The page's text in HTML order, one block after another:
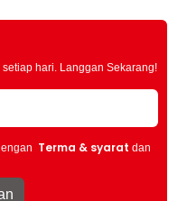
hari. Langgan Sekarang!
Terma & syarat dan